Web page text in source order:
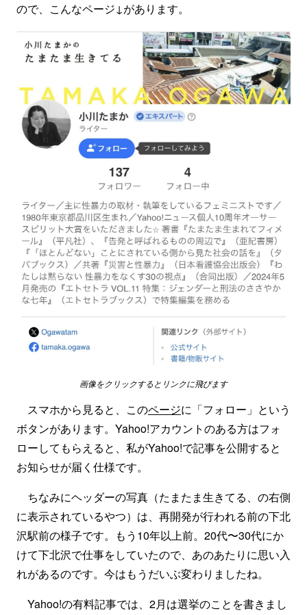
ので、こんなページ↓があります。
画像をクリックするとリンクに飛びます
スマホから見ると、このページに「フォロー」という
ボタンがあります。Yahoo!アカウントのある方はフォ
ローしてもらえると、私がYahoo!で記事を公開すると
お知らせが届く仕様です。
ちなみにヘッダーの写真（たまたま生きてる、の右側
に表示されているやつ）は、再開発が行われる前の下北
沢駅前の様子です。もう10年以上前。20代〜30代にか
けて下北沢で仕事をしていたので、あのあたりに思い入
れがあるのです。今はもうだいぶ変わりましたね。
Yahoo!の有料記事では、2月は選挙のことを書きまし